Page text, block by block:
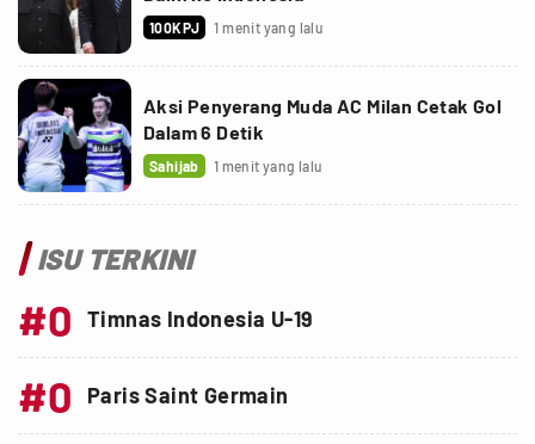
100KPJ 1 menit yang lalu
Aksi Penyerang Muda AC Milan Cetak Gol
Dalam 6 Detik
Sahijab 1 menit yang lalu
ISU TERKINI
#0 Timnas Indonesia U-19
#0 Paris Saint Germain